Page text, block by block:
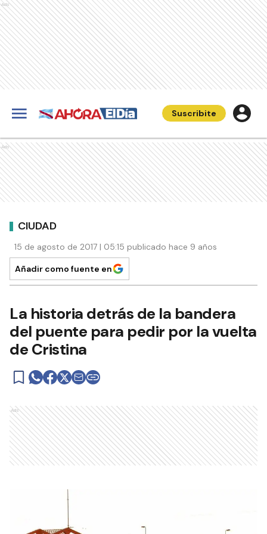
Ads
Suscribite
Ads
CIUDAD
15 de agosto de 2017 | 05:15 publicado hace 9 años
Añadir como fuente en
La historia detrás de la bandera
del puente para pedir por la vuelta
de Cristina
Ads